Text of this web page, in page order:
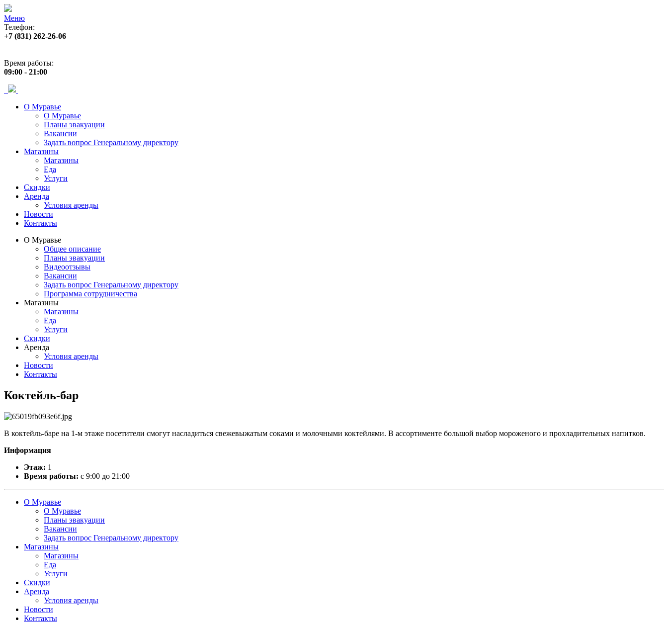
Меню
Телефон:
+7 (831) 262-26-06
Время работы:
09:00 - 21:00
О Муравье
О Муравье
Планы эвакуации
Вакансии
Задать вопрос Генеральному директору
Магазины
Магазины
Еда
Услуги
Скидки
Аренда
Условия аренды
Новости
Контакты
О Муравье
Общее описание
Планы эвакуации
Видеоотзывы
Вакансии
Задать вопрос Генеральному директору
Программа сотрудничества
Магазины
Магазины
Еда
Услуги
Скидки
Аренда
Условия аренды
Новости
Контакты
Коктейль-бар
В коктейль-баре на 1-м этаже посетители смогут насладиться свежевыжатым соками и молочными коктейлями. В ассортименте большой выбор мороженого и прохладительных напитков.
Информация
Этаж: 1
Время работы: с 9:00 до 21:00
О Муравье
О Муравье
Планы эвакуации
Вакансии
Задать вопрос Генеральному директору
Магазины
Магазины
Еда
Услуги
Скидки
Аренда
Условия аренды
Новости
Контакты